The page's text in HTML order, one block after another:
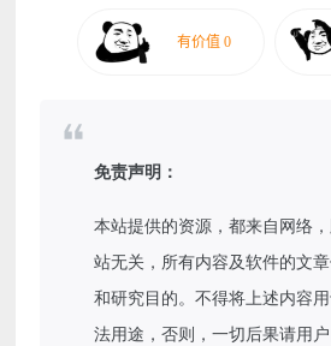
免责声明：
本站提供的资源，都来自网络
站无关，所有内容及软件的文
和研究目的。不得将上述内容
法用途，否则，一切后果请用